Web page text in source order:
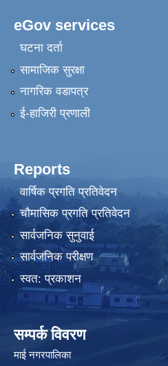
eGov services
घटना दर्ता
सामाजिक सुरक्षा
नागरिक वडापत्र
ई-हाजिरी प्रणाली
Reports
वार्षिक प्रगति प्रतिवेदन
चौमासिक प्रगति प्रतिवेदन
सार्वजनिक सुनुवाई
सार्वजनिक परीक्षण
स्वत: प्रकाशन
सम्पर्क विवरण
माई नगरपालिका